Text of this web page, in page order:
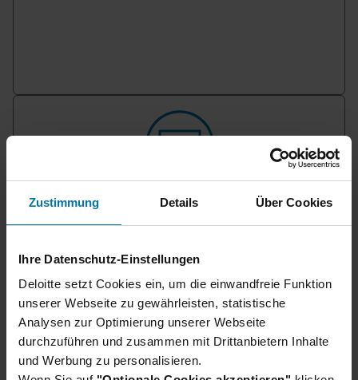
Zustimmung Details Über Cookies
Ihre Datenschutz-Einstellungen
Deloitte setzt Cookies ein, um die einwandfreie Funktion
unserer Webseite zu gewährleisten, statistische
Analysen zur Optimierung unserer Webseite
durchzuführen und zusammen mit Drittanbietern Inhalte
und Werbung zu personalisieren.
Du hast noch Fragen?
Hier findest du unsere Bewerbungs-FAQs, in
werden.
Bewerbungs-FAQs